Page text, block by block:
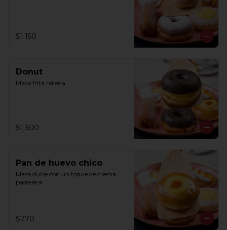
$1.150
Donut
Masa frita rellena
$1.300
Pan de huevo chico
Masa dulce con un toque de crema
pastelera
$770